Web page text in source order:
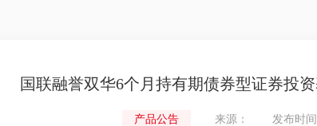
国联融誉双华6个月持有期债券型证券投
产品公告 来源： 发布时